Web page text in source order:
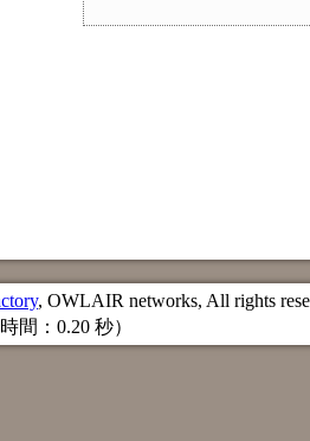
, OWLAIR networks, All rights
間：0.20 秒）